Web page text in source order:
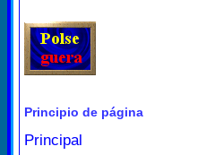
Principio de página
Principal